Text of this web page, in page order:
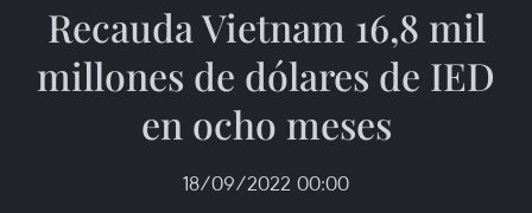
Recauda Vietnam 16,8 mil
millones de dólares de IED
en ocho meses
18/09/2022 00:00